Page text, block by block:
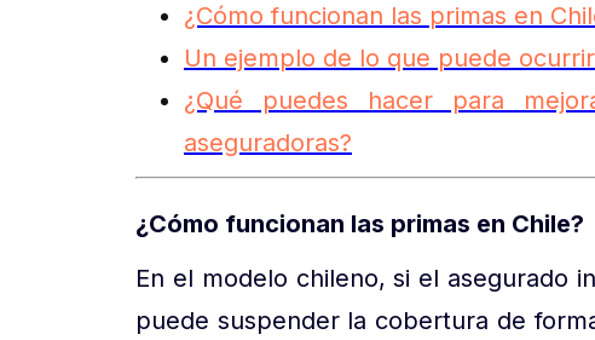
¿Cómo funcionan las primas en
Un ejemplo de lo que puede
¿Qué puedes hacer para
aseguradoras?
¿Cómo funcionan las primas en Chile?
En el modelo chileno, si el asegurado
puede suspender la cobertura de